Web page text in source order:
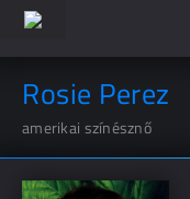
Rosie Perez
amerikai színésznő